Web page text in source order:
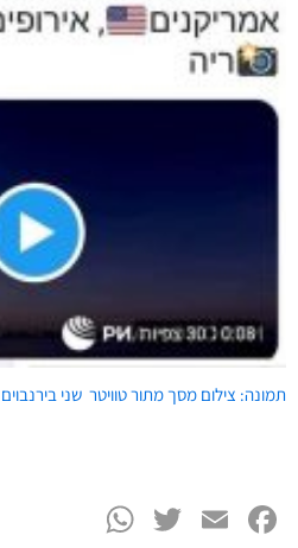
תמונה: צילום מסך מתור טוויטר שני בירנבוים